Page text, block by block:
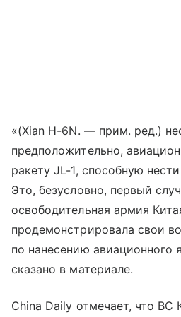
«(Xian H-6N. — прим. ред.)
предположительно,
ракету JL-1, способную
Это, безусловно, первый
освободительная армия
продемонстрировала свои
по нанесению авиационного
сказано в материале.
China Daily отмечает, что ВС